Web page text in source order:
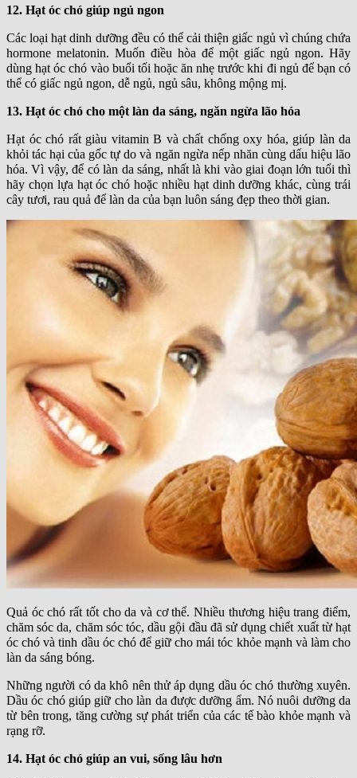
12. Hạt óc chó giúp ngủ ngon
Các loại hạt dinh dưỡng đều có thể cải thiện giấc ngủ vì chúng chứa
hormone melatonin. Muốn điều hòa để một giấc ngủ ngon. Hãy
dùng hạt óc chó vào buổi tối hoặc ăn nhẹ trước khi đi ngủ để bạn có
thể có giấc ngủ ngon, dễ ngủ, ngủ sâu, không mộng mị.
13. Hạt óc chó cho một làn da sáng, ngăn ngừa lão hóa
Hạt óc chó rất giàu vitamin B và chất chống oxy hóa, giúp làn da
khỏi tác hại của gốc tự do và ngăn ngừa nếp nhăn cùng dấu hiệu lão
hóa. Vì vậy, để có làn da sáng, nhất là khi vào giai đoạn lớn tuổi thì
hãy chọn lựa hạt óc chó hoặc nhiều hạt dinh dưỡng khác, cùng trái
cây tươi, rau quả để làn da của bạn luôn sáng đẹp theo thời gian.
Quả óc chó rất tốt cho da và cơ thể. Nhiều thương hiệu trang điểm,
chăm sóc da, chăm sóc tóc, dầu gội đầu đã sử dụng chiết xuất từ hạt
óc chó và tinh dầu óc chó để giữ cho mái tóc khỏe mạnh và làm cho
làn da sáng bóng.
Những người có da khô nên thử áp dụng dầu óc chó thường xuyên.
Dầu óc chó giúp giữ cho làn da được dưỡng ẩm. Nó nuôi dưỡng da
từ bên trong, tăng cường sự phát triển của các tế bào khỏe mạnh và
rạng rỡ.
14. Hạt óc chó giúp an vui, sống lâu hơn